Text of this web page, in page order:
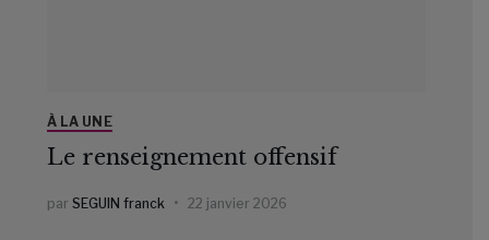
À LA UNE
Le renseignement offensif
par SEGUIN franck 22 janvier 2026